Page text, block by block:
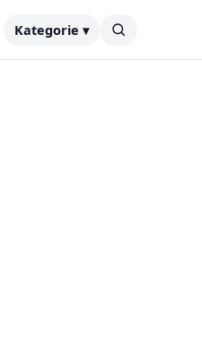
Kategorie ▾